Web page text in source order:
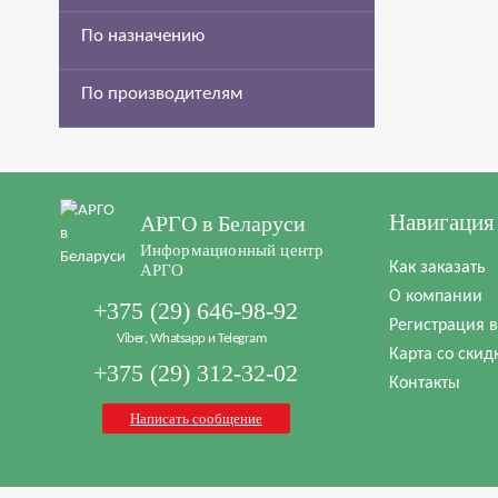
По назначению
По производителям
АРГО в Беларуси
Информационный центр
АРГО
+375 (29) 646-98-92
Viber, Whatsapp и Telegram
+375 (29) 312-32-02
Написать сообщение
Навигация
Как заказать
О компании
Регистрация
Карта со
Контакты